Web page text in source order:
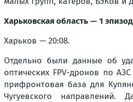
Харьковская область — 1 эпизод
Харьков — 20:08.
Отдельно были данные об
оптических FPV-дронов по
прифронтовая база для
Чугуевского